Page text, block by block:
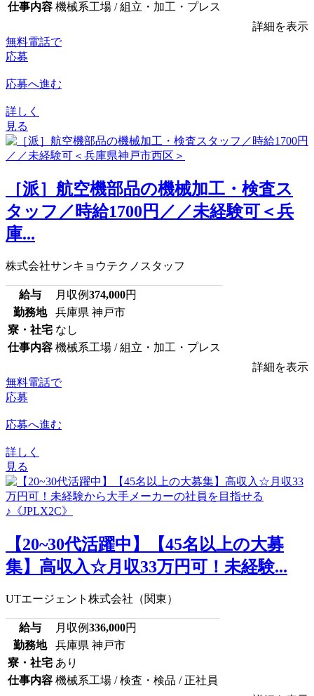
仕事内容 機械系工場 / 組立・加工・プレス
詳細を表示
無料電話で
応募
応募へ進む
詳しく
見る
［派］航空機部品の機械加工・検査ス
タッフ／時給1700円／／未経験可＜兵
庫...
株式会社サンキョウテクノスタッフ
給与 月収例374,000円
勤務地
兵庫県 神戸市
寮・社宅 なし
仕事内容 機械系工場 / 組立・加工・プレス
詳細を表示
無料電話で
応募
応募へ進む
詳しく
見る
【20~30代活躍中】【45名以上の大募
集】高収入☆月収33万円可！未経験...
UTエージェント株式会社（関東）
給与 月収例336,000円
勤務地
兵庫県 神戸市
寮・社宅 あり
仕事内容 機械系工場 / 検査・検品 / 正社員